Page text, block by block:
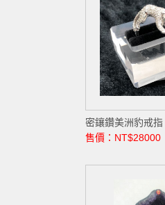
密鑲鑽美洲豹戒指
售價：NT$28000